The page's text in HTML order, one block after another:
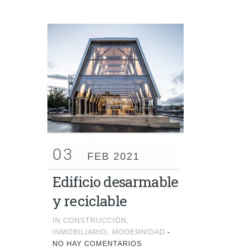
03 FEB 2021
Edificio desarmable
y reciclable
IN CONSTRUCCIÓN
INMOBILIARIO
MODERNIDAD -
NO HAY COMENTARIOS